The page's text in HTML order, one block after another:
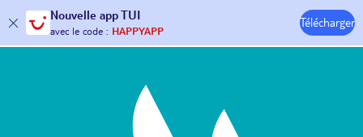
Nouvelle app TUI
30€ offerts*sur votrevoyage !
avec le code :HAPPYAPP
Télécharger
Hôtels & Clubs